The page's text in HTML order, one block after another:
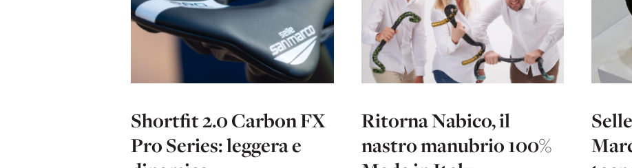
Shortfit 2.0 Carbon FX
Pro Series: leggera e
Ritorna Nabico, il
nastro manubrio 100%